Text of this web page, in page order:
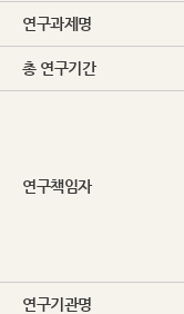
연구과제명
총 연구기간
연구책임자
연구기관명